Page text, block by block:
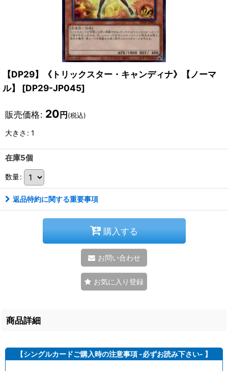
【DP29】《トリックスター・キャンディナ》【ノーマ
ル】
[DP29-JP045]
販売価格: 20 円 (税込)
大きさ : 1
在庫5個
数量:
返品特約に関する重要事項
購入する
お問い合わせ
お気に入り登録
商品詳細
【シングルカードご購入時の注意事項 -必ずお読み下さい- 】